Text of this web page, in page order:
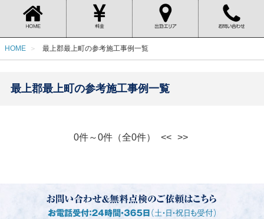
HOME 最上郡最上町の参考施工事例一覧
最上郡最上町の参考施工事例一覧
0件～0件（全0件） << >>